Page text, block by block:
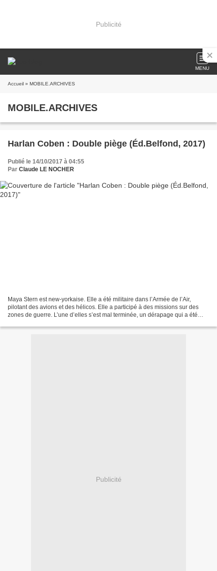
Publicité
MENU
Accueil » MOBILE.ARCHIVES
MOBILE.ARCHIVES
Harlan Coben : Double piège (Éd.Belfond, 2017)
Publié le 14/10/2017 à 04:55
Par Claude LE NOCHER
Maya Stern est new-yorkaise. Elle a été militaire dans l’Armée de l’Air,
pilotant des avions et des hélicos. Elle a participé à des missions sur des
zones de guerre. L’une d’elles s’est mal terminée, un dérapage qui a été
Publicité